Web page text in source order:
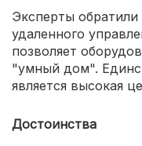
Эксперты
удаленного
позволяет
"умный дом".
является высокая
Достоинства